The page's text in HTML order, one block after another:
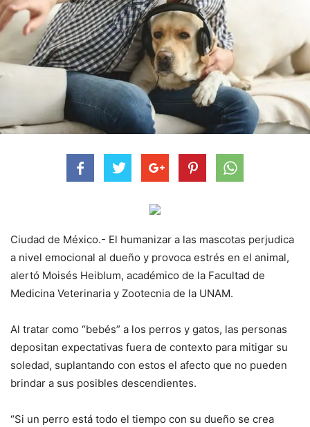
Ciudad de México.- El humanizar a las mascotas perjudica
a nivel emocional al dueño y provoca estrés en el animal,
alertó Moisés Heiblum, académico de la Facultad de
Medicina Veterinaria y Zootecnia de la UNAM.
Al tratar como “bebés” a los perros y gatos, las personas
depositan expectativas fuera de contexto para mitigar su
soledad, suplantando con estos el afecto que no pueden
brindar a sus posibles descendientes.
“Si un perro está todo el tiempo con su dueño se crea